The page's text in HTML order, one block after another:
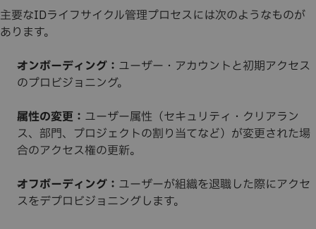
主要なIDライフサイクル管理プロセスには次のようなものが
あります。
オンボーディング： ユーザー・アカウントと初期アクセス
のプロビジョニング。
属性の変更： ユーザー属性（セキュリティ・クリアラン
ス、部門、プロジェクトの割り当てなど）が変更された場
合のアクセス権の更新。
オフボーディング： ユーザーが組織を退職した際にアクセ
スをデプロビジョニングします。